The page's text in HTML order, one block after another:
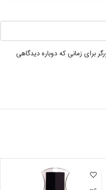
برای زمانی که دوباره دیدگاهی